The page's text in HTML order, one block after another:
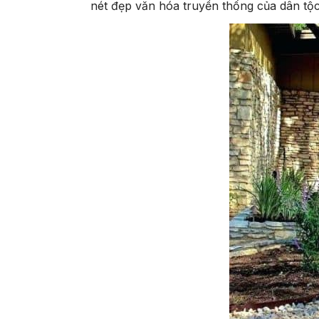
nét đẹp văn hóa truyền thống của dân